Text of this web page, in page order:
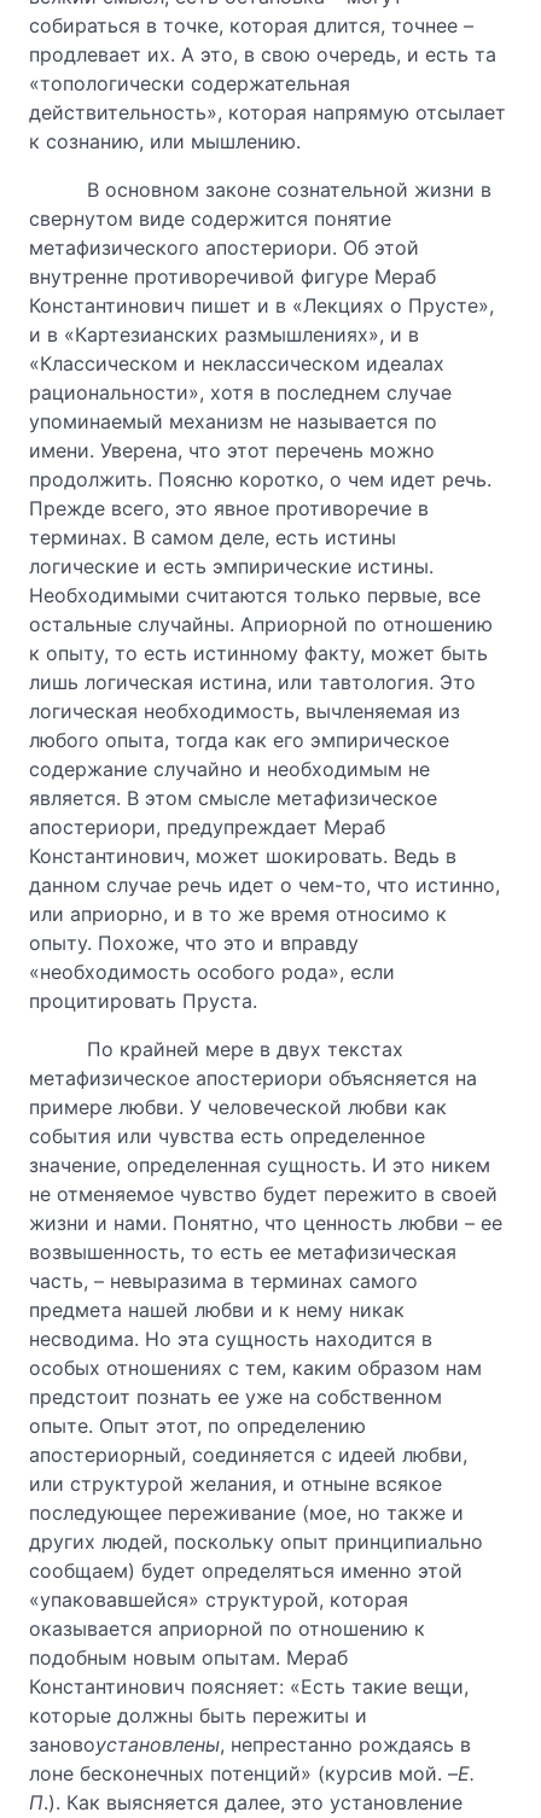
собираться в точке, которая длится, точнее –
продлевает их. А это, в свою очередь, и есть та
«топологически содержательная
действительность», которая напрямую отсылает
к сознанию, или мышлению.
В основном законе сознательной жизни в
свернутом виде содержится понятие
метафизического апостериори. Об этой
внутренне противоречивой фигуре Мераб
Константинович пишет и в «Лекциях о Прусте»,
и в «Картезианских размышлениях», и в
«Классическом и неклассическом идеалах
рациональности», хотя в последнем случае
упоминаемый механизм не называется по
имени. Уверена, что этот перечень можно
продолжить. Поясню коротко, о чем идет речь.
Прежде всего, это явное противоречие в
терминах. В самом деле, есть истины
логические и есть эмпирические истины.
Необходимыми считаются только первые, все
остальные случайны. Априорной по отношению
к опыту, то есть истинному факту, может быть
лишь логическая истина, или тавтология. Это
логическая необходимость, вычленяемая из
любого опыта, тогда как его эмпирическое
содержание случайно и необходимым не
является. В этом смысле метафизическое
апостериори, предупреждает Мераб
Константинович, может шокировать. Ведь в
данном случае речь идет о чем-то, что истинно,
или априорно, и в то же время относимо к
опыту. Похоже, что это и вправду
«необходимость особого рода», если
процитировать Пруста.
По крайней мере в двух текстах
метафизическое апостериори объясняется на
примере любви. У человеческой любви как
события или чувства есть определенное
значение, определенная сущность. И это никем
не отменяемое чувство будет пережито в своей
жизни и нами. Понятно, что ценность любви – ее
возвышенность, то есть ее метафизическая
часть, – невыразима в терминах самого
предмета нашей любви и к нему никак
несводима. Но эта сущность находится в
особых отношениях с тем, каким образом нам
предстоит познать ее уже на собственном
опыте. Опыт этот, по определению
апостериорный, соединяется с идеей любви,
или структурой желания, и отныне всякое
последующее переживание (мое, но также и
других людей, поскольку опыт принципиально
сообщаем) будет определяться именно этой
«упаковавшейся» структурой, которая
оказывается априорной по отношению к
подобным новым опытам. Мераб
Константинович поясняет: «Есть такие вещи,
которые должны быть пережиты и
зановоустановлены, непрестанно рождаясь в
лоне бесконечных потенций» (курсив мой. –Е.
П.). Как выясняется далее, это установление